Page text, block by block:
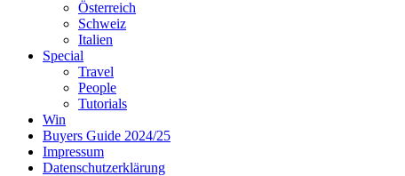
Österreich
Schweiz
Italien
Special
Travel
People
Tutorials
Win
Buyers Guide 2024/25
Impressum
Datenschutzerklärung